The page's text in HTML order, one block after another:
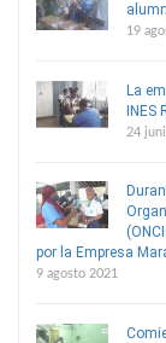
19
La
INES
24
por la Empresa
9 agosto 2021